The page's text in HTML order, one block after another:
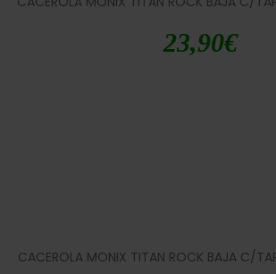
23,90€
CACEROLA MONIX TITAN ROCK BAJA C/